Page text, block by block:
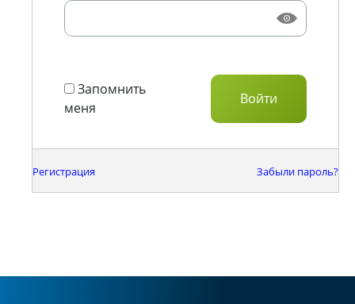
Запомнить
меня
Регистрация Забыли пароль?